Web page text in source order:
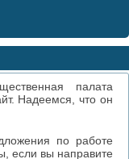
палата
Надеемся, что он
по работе
если вы направите